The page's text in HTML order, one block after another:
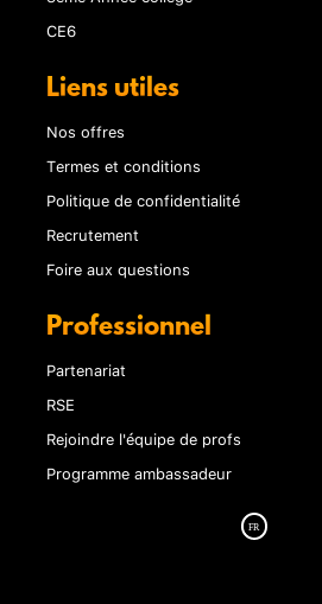
CE6
Liens utiles
Nos offres
Termes et conditions
Politique de confidentialité
Recrutement
Foire aux questions
Professionnel
Partenariat
RSE
Rejoindre l'équipe de profs
Programme ambassadeur